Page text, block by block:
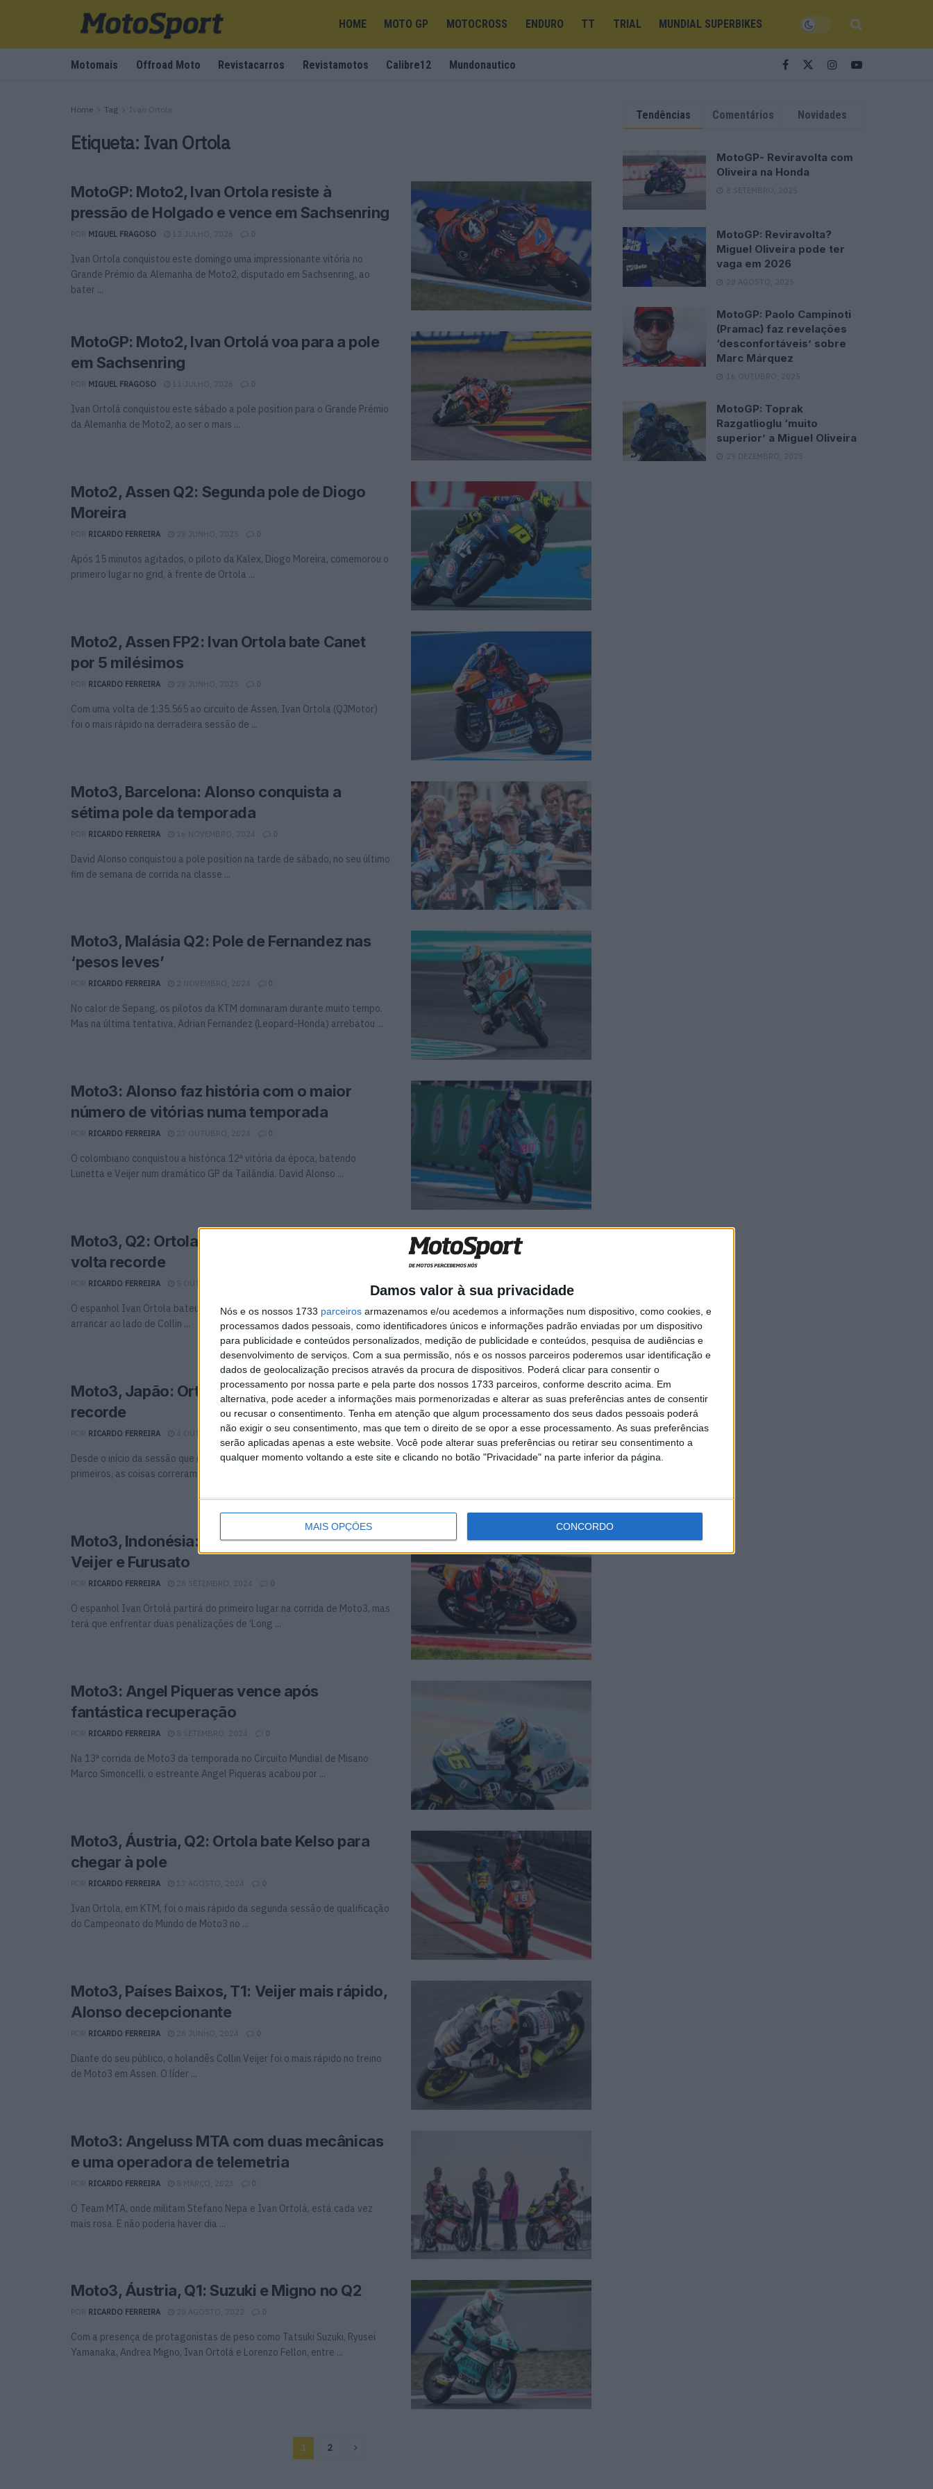
Damos valor à sua privacidade
Nós e os nossos 1733 parceiros armazenamos e/ou acedemos a informações num dispositivo, como cookies, e
processamos dados pessoais, como identificadores únicos e informações padrão enviadas por um dispositivo
para publicidade e conteúdos personalizados, medição de publicidade e conteúdos, pesquisa de audiências e
desenvolvimento de serviços. Com a sua permissão, nós e os nossos parceiros poderemos usar identificação e
dados de geolocalização precisos através da procura de dispositivos. Poderá clicar para consentir o
processamento por nossa parte e pela parte dos nossos 1733 parceiros, conforme descrito acima. Em
alternativa, pode aceder a informações mais pormenorizadas e alterar as suas preferências antes de consentir
ou recusar o consentimento. Tenha em atenção que algum processamento dos seus dados pessoais poderá
não exigir o seu consentimento, mas que tem o direito de se opor a esse processamento. As suas preferências
serão aplicadas apenas a este website. Você pode alterar suas preferências ou retirar seu consentimento a
qualquer momento voltando a este site e clicando no botão "Privacidade" na parte inferior da página.
MAIS OPÇÕES CONCORDO
HOME MOTO GP MOTOCROSS ENDURO TT TRIAL MUNDIAL SUPERBIKES
Motomais Offroad Moto Revistacarros Revistamotos Calibre12 Mundonautico
Home Tag Ivan Ortola
Etiqueta: Ivan Ortola
MotoGP: Moto2, Ivan Ortola resiste à
pressão de Holgado e vence em Sachsenring
MIGUEL FRAGOSO 12 JULHO, 2026 0
Ivan Ortola conquistou este domingo uma impressionante vitória no
Grande Prémio da Alemanha de Moto2, disputado em Sachsenring, ao
bater ...
MotoGP: Moto2, Ivan Ortolá voa para a pole
em Sachsenring
MIGUEL FRAGOSO 11 JULHO, 2026 0
Ivan Ortolá conquistou este sábado a pole position para o Grande Prémio
da Alemanha de Moto2, ao ser o mais ...
Moto2, Assen Q2: Segunda pole de Diogo
Moreira
RICARDO FERREIRA 28 JUNHO, 2025 0
Após 15 minutos agitados, o piloto da Kalex, Diogo Moreira, comemorou o
primeiro lugar no grid, à frente de Ortola ...
Moto2, Assen FP2: Ivan Ortola bate Canet
por 5 milésimos
RICARDO FERREIRA 28 JUNHO, 2025 0
Com uma volta de 1:35.565 ao circuito de Assen, Ivan Ortola (QJMotor)
foi o mais rápido na derradeira sessão de ...
Moto3, Barcelona: Alonso conquista a
sétima pole da temporada
RICARDO FERREIRA 16 NOVEMBRO, 2024 0
David Alonso conquistou a pole position na tarde de sábado, no seu último
fim de semana de corrida na classe ...
Moto3, Malásia Q2: Pole de Fernandez nas
‘pesos leves’
RICARDO FERREIRA 2 NOVEMBRO, 2024 0
No calor de Sepang, os pilotos da KTM dominaram durante muito tempo.
Mas na última tentativa, Adrian Fernandez (Leopard-Honda) arrebatou ...
Moto3: Alonso faz história com o maior
número de vitórias numa temporada
RICARDO FERREIRA 27 OUTUBRO, 2024 0
O colombiano conquistou a histórica 12ª vitória da época, batendo
Lunetta e Veijer num dramático GP da Tailândia. David Alonso ...
Moto3, Q2: Ortola faz a pole no Japão com
volta recorde
RICARDO FERREIRA 5 OUTUBRO, 2024
O espanhol Ivan Ortola bateu o recorde do circuito de Motegi na Q2 e vai
arrancar ao lado de Collin ...
Moto3, Japão: Ortola no topo com volta
recorde
RICARDO FERREIRA 4 OUTUBRO, 2024 0
Desde o início da sessão que iria definir a passagem à Q2 dos 14
primeiros, as coisas correram bem ao ...
Moto3, Indonésia: Pole de Ortolá à frente de
Veijer e Furusato
RICARDO FERREIRA 28 SETEMBRO, 2024 0
O espanhol Ivan Ortolá partirá do primeiro lugar na corrida de Moto3, mas
terá que enfrentar duas penalizações de ‘Long ...
Moto3: Angel Piqueras vence após
fantástica recuperação
RICARDO FERREIRA 8 SETEMBRO, 2024 0
Na 13ª corrida de Moto3 da temporada no Circuito Mundial de Misano
Marco Simoncelli, o estreante Angel Piqueras acabou por ...
Moto3, Áustria, Q2: Ortola bate Kelso para
chegar à pole
RICARDO FERREIRA 17 AGOSTO, 2024 0
Ivan Ortola, em KTM, foi o mais rápido da segunda sessão de qualificação
do Campeonato do Mundo de Moto3 no ...
Moto3, Países Baixos, T1: Veijer mais rápido,
Alonso decepcionante
RICARDO FERREIRA 28 JUNHO, 2024 0
Diante do seu público, o holandês Collin Veijer foi o mais rápido no treino
de Moto3 em Assen. O líder ...
Moto3: Angeluss MTA com duas mecânicas
e uma operadora de telemetria
RICARDO FERREIRA 8 MARÇO, 2023 0
O Team MTA, onde militam Stefano Nepa e Ivan Ortolá, está cada vez
mais rosa. E não poderia haver dia ...
Moto3, Áustria, Q1: Suzuki e Migno no Q2
RICARDO FERREIRA 20 AGOSTO, 2022 0
Com a presença de protagonistas de peso como Tatsuki Suzuki, Ryusei
Yamanaka, Andrea Migno, Ivan Ortolá e Lorenzo Fellon, entre ...
1 2
Tendências Comentários Novidades
MotoGP- Reviravolta com
Oliveira na Honda
8 SETEMBRO, 2025
MotoGP: Reviravolta?
Miguel Oliveira pode ter
vaga em 2026
28 AGOSTO, 2025
MotoGP: Paolo Campinoti
(Pramac) faz revelações
‘desconfortáveis’ sobre
Marc Márquez
16 OUTUBRO, 2025
MotoGP: Toprak
Razgatlioglu ‘muito
superior’ a Miguel Oliveira